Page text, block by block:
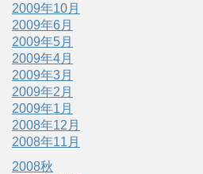
2009年10月
2009年6月
2009年5月
2009年4月
2009年3月
2009年2月
2009年1月
2008年12月
2008年11月
2008秋